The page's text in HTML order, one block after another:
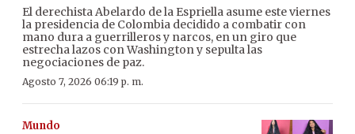
El derechista Abelardo de la Espriella asume este viernes
la presidencia de Colombia decidido a combatir con
mano dura a guerrilleros y narcos, en un giro que
estrecha lazos con Washington y sepulta las
negociaciones de paz.
Agosto 7, 2026 06:19 p. m.
Mundo